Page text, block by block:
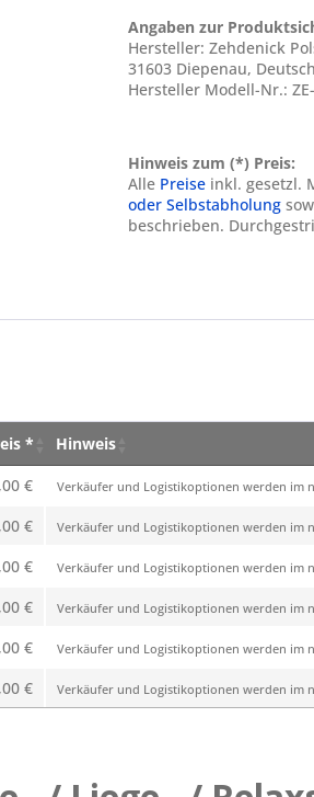
Angaben zur
Hersteller: Zehdenick
31603 Diepenau,
Hersteller Modell-Nr.:
Hinweis zum (*) Preis:
Alle Preiseinkl. gesetzl.
oder Selbstabholung
beschrieben.
*
Hinweis
*
€ Verkäufer und Logistikoptionen werden im
€ Verkäufer und Logistikoptionen werden im
€ Verkäufer und Logistikoptionen werden im
€ Verkäufer und Logistikoptionen werden im
€ Verkäufer und Logistikoptionen werden im
€ Verkäufer und Logistikoptionen werden im